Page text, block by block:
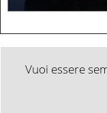
Vuoi essere